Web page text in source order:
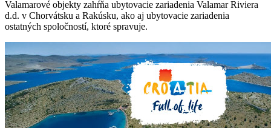
Valamarové objekty zahŕňa ubytovacie zariadenia Valamar Riviera
d.d. v Chorvátsku a Rakúsku, ako aj ubytovacie zariadenia
ostatných spoločností, ktoré spravuje.